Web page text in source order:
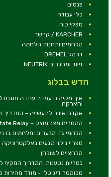
פנסים
כלי עבודה
ספקי כוח
KARCHER / קרשר
מלחמים ותחנות הלחמה
דרמל DREMEL
זיווד ומחברים NEUTRIK
חדש בבלוג
והארקה
אקדח אוויר לתעשייה –
ממסרים מצב מוצק – Solid State Relay
מלחמי גז: מבערים ומלחמים גז
ספריי ניקוי מגעים באלקטרוניקה
מלחציים לשולחן
בטריות נטענות: המדריך
טכומטר דיגיטלי - מודד מהירות